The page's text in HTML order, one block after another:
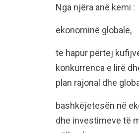
Nga njëra anë kemi :
ekonominë globale,
të hapur përtej
konkurrenca e lirë
plan rajonal dhe
bashkëjetesën në
dhe investimeve të